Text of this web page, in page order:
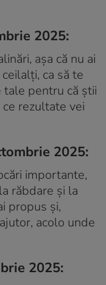
2025:
așa că nu ai
ca să te
tale pentru că știi
rezultate vei
2025:
importante,
răbdare și la
propus și,
acolo unde
2025: